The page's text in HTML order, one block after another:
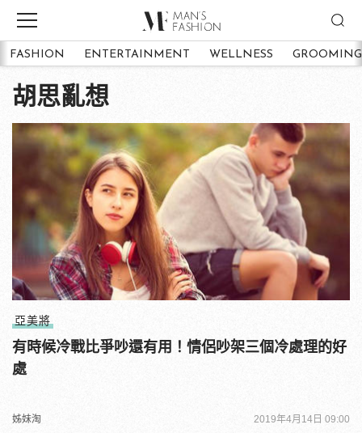
FASHION ENTERTAINMENT WELLNESS GROOMING
胡思亂想
亞美將
有時候冷戰比爭吵還有用！情侶吵架三個冷處理的好
處
姊妹淘 2019年4月14日 09:00